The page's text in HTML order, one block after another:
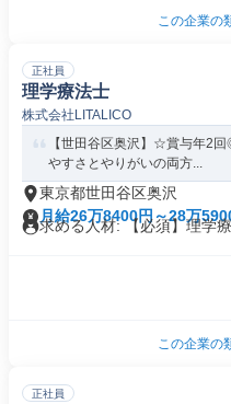
この企業の
正社員
理学療法士
株式会社LITALICO
【世田谷区奥沢】☆賞与年2
やすさとやりがいの両方...
東京都世田谷区奥沢
月給26万8400円～28万
求める人材: 【必須】理学
この企業の
正社員